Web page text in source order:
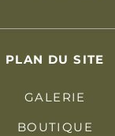
PLAN DU SITE
GALERIE
BOUTIQUE